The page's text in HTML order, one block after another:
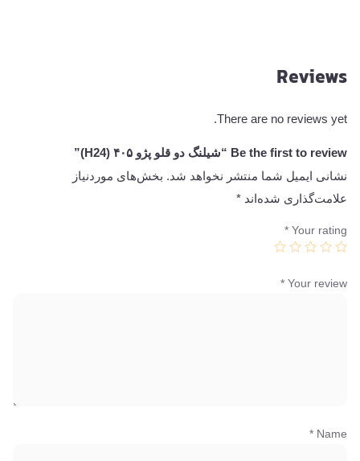
Reviews
There are no reviews yet.
Be the first to review “شیلنگ دو قلو پژو ۴۰۵ (H24)”
نشانی ایمیل شما منتشر نخواهد شد. بخش‌های موردنیاز
علامت‌گذاری شده‌اند *
Your rating
*
Your review
*
Name
*